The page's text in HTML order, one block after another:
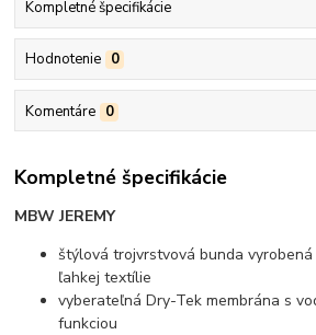
Kompletné špecifikácie
Hodnotenie 0
Komentáre 0
Kompletné špecifikácie
MBW JEREMY
štýlová trojvrstvová bunda
ľahkej textílie
vyberateľná Dry-Tek membrána s
funkciou